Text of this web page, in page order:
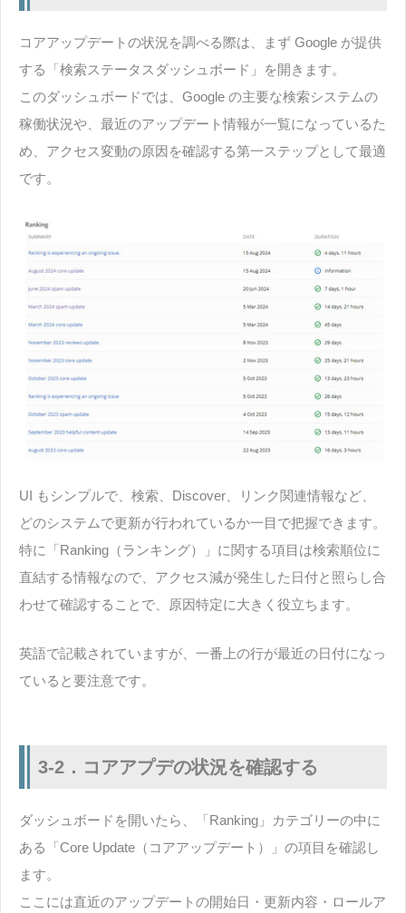
コアアップデートの状況を調べる際は、まず Google が提供
する「検索ステータスダッシュボード」を開きます。
このダッシュボードでは、Google の主要な検索システムの
稼働状況や、最近のアップデート情報が一覧になっているた
め、アクセス変動の原因を確認する第一ステップとして最適
です。
UI もシンプルで、検索、Discover、リンク関連情報など、
どのシステムで更新が行われているか一目で把握できます。
特に「Ranking（ランキング）」に関する項目は検索順位に
直結する情報なので、アクセス減が発生した日付と照らし合
わせて確認することで、原因特定に大きく役立ちます。
英語で記載されていますが、一番上の行が最近の日付になっ
ていると要注意です。
3-2．コアアプデの状況を確認する
ダッシュボードを開いたら、「Ranking」カテゴリーの中に
ある「Core Update（コアアップデート）」の項目を確認し
ます。
ここには直近のアップデートの開始日・更新内容・ロールア